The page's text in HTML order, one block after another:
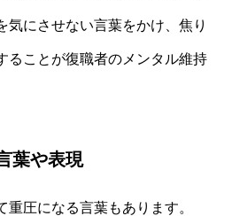
気にさせない言葉をかけ、焦り
ることが復職者のメンタル維持
葉や表現
圧になる言葉もあります。